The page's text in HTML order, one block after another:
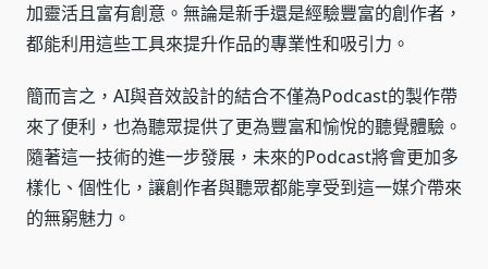
加靈活且富有創意。無論是新手還是經驗豐富的創作者，
都能利用這些工具來提升作品的專業性和吸引力。
簡而言之，AI與音效設計的結合不僅為Podcast的製作帶
來了便利，也為聽眾提供了更為豐富和愉悅的聽覺體驗。
隨著這一技術的進一步發展，未來的Podcast將會更加多
樣化、個性化，讓創作者與聽眾都能享受到這一媒介帶來
的無窮魅力。